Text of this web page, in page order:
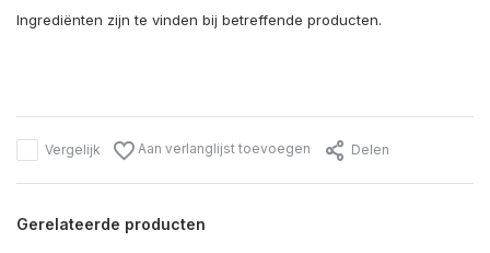
Ingrediënten zijn te vinden bij betreffende producten.
Vergelijk Aan verlanglijst toevoegen Delen
Gerelateerde producten